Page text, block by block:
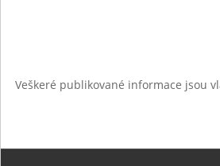
Veškeré publikované informace jsou